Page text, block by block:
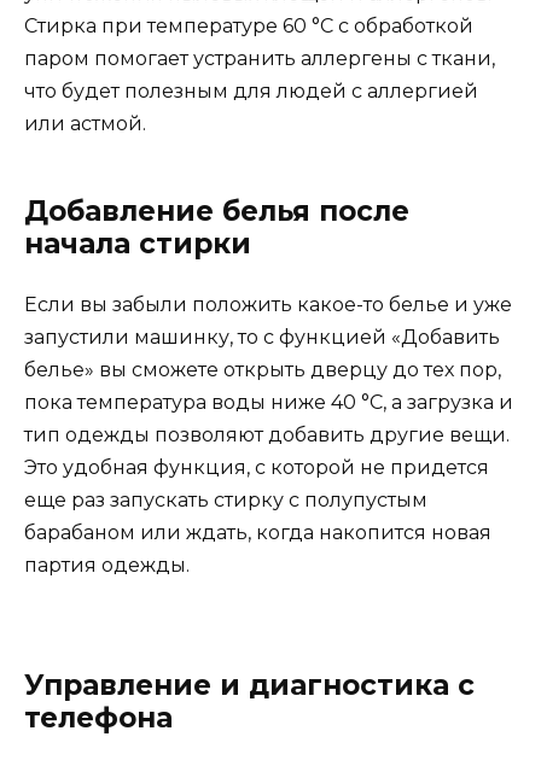
Стирка при температуре 60 °С с обработкой
паром помогает устранить аллергены с ткани,
что будет полезным для людей с аллергией
или астмой.
Добавление белья после
начала стирки
Если вы забыли положить какое-то белье и уже
запустили машинку, то с функцией «Добавить
белье» вы сможете открыть дверцу до тех пор,
пока температура воды ниже 40 °С, а загрузка и
тип одежды позволяют добавить другие вещи.
Это удобная функция, с которой не придется
еще раз запускать стирку с полупустым
барабаном или ждать, когда накопится новая
партия одежды.
Управление и диагностика с
телефона